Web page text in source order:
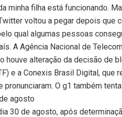
minha filha está funcionando.
voltou a pegar depois que
qual algumas pessoas
A Agência Nacional de
houve alteração da decisão de
e a Conexis Brasil Digital, que
O g1 também
agosto
30 de agosto, após